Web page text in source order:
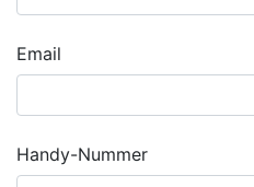
Email
Handy-Nummer